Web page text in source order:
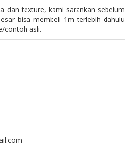
dan texture, kami sarankan sebelum
bisa membeli 1m terlebih dahulu
contoh asli.